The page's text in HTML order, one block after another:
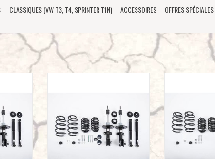
CLASSIQUES (VW T3, T4, SPRINTER T1N) ACCESSOIRES OFFRES SPÉCIALES
départ
poids total autorisé 3,2 t max. départ
usine
AJOUTER AU PANIER
autorisé 3,2 t
AJOUTER